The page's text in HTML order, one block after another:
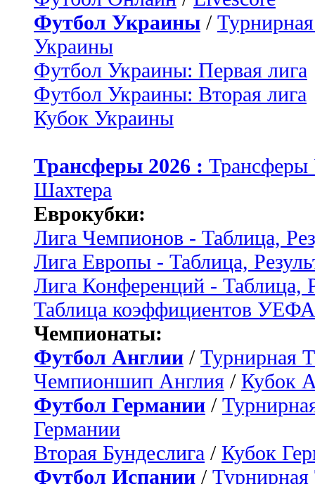
Футбол Украины /
Украины
Футбол Украины: Первая лига
Футбол Украины: Вторая лига
Кубок Украины
Трансферы 2026 :
Шахтера
Еврокубки:
Лига Чемпионов - Таблица,
Лига Европы - Таблица,
Лига Конференций - Таблица,
Таблица коэффициентов УЕФА
Чемпионаты:
Футбол Англии / Турнирная
Чемпионшип Англия / Кубок
Футбол Германии /
Германии
Вторая Бундеслига / Кубок
Футбол Испании / Турнирная